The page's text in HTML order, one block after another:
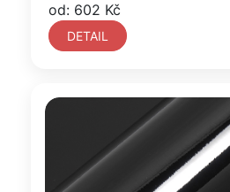
od: 602 Kč
DETAIL